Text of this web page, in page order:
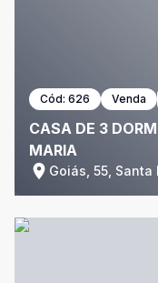
Cód: 626 Venda
CASA DE 3
MARIA
Goiás, 55, Santa